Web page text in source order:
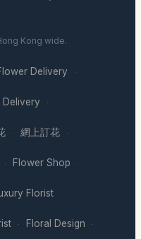
Kong wide.
Delivery ·
Delivery ·
· 網上訂花 ·
· Flower Shop ·
Florist ·
· Floral Design ·